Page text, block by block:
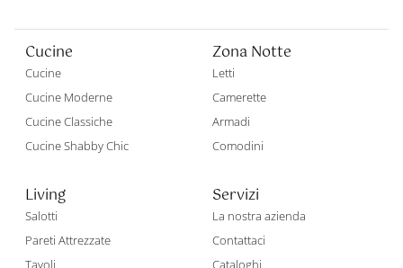
Cucine
Cucine
Cucine Moderne
Cucine Classiche
Cucine Shabby Chic
Zona Notte
Letti
Camerette
Armadi
Comodini
Living
Salotti
Pareti Attrezzate
Tavoli
Servizi
La nostra azienda
Contattaci
Cataloghi